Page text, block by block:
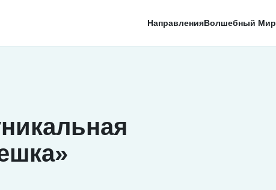
НаправленияВолшебный Мир